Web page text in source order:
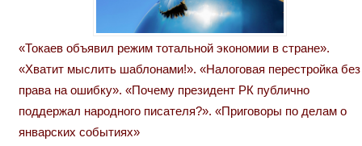
«Токаев объявил режим тотальной экономии в стране».
«Хватит мыслить шаблонами!». «Налоговая перестройка без
права на ошибку». «Почему президент РК публично
поддержал народного писателя?». «Приговоры по делам о
январских событиях»